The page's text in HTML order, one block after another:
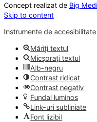
Concept realizat de Big
Skip to content
Instrumente de accesibilitate
Măriți textul
Micșorați textul
Alb-negru
Contrast ridicat
Contrast negativ
Fundal luminos
Link-uri subliniate
Font lizibil